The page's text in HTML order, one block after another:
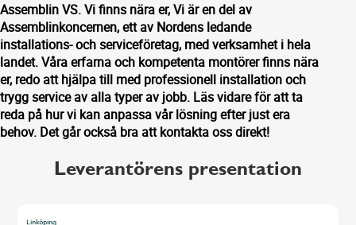
Assemblin VS. Vi finns nära er, Vi är en del av
Assemblinkoncernen, ett av Nordens ledande
installations- och serviceföretag, med verksamhet i hela
landet. Våra erfarna och kompetenta montörer finns nära
er, redo att hjälpa till med professionell installation och
trygg service av alla typer av jobb. Läs vidare för att ta
reda på hur vi kan anpassa vår lösning efter just era
behov. Det går också bra att kontakta oss direkt!
Leverantörens presentation